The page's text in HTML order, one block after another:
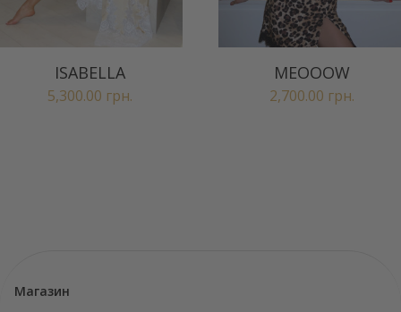
ISABELLA
5,300.00 грн.
MEOOOW
2,700.00 грн.
Магазин